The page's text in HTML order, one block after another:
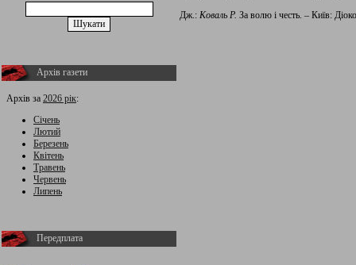
Архів газети
Архів за 2026 рік:
Січень
Лютий
Березень
Квітень
Травень
Червень
Липень
Передплата
Дж.: Коваль Р. За волю і честь. – Київ: